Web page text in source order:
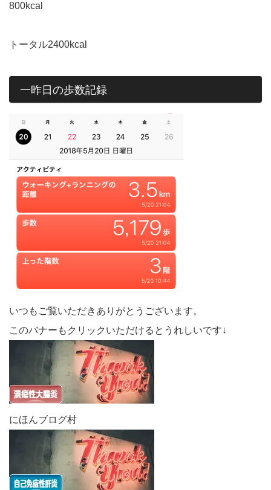
800kcal
トータル2400kcal
一昨日の歩数記録
いつもご覧いただきありがとうございます。
このバナーもクリックいただけるとうれしいです↓
にほんブログ村